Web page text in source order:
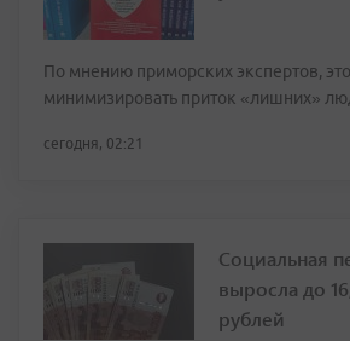
По мнению приморских экспертов,
минимизировать приток «лишних»
сегодня, 02:21
Социальная
выросла до
рублей